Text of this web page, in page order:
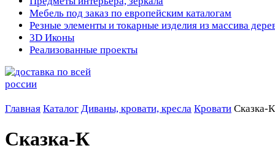
Мебель под заказ по европейским каталогам
Резные элементы и токарные изделия из массива
3D Иконы
Реализованные проекты
Главная Каталог Диваны, кровати, кресла Кровати Сказка-К
Сказка-К